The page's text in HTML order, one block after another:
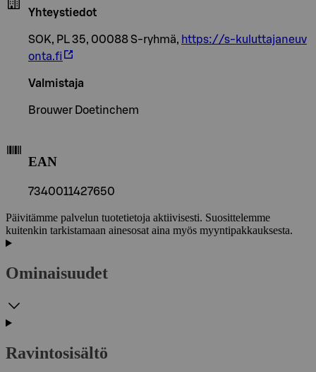
Yhteystiedot
SOK, PL 35, 00088 S-ryhmä, https://s-kuluttajaneuv
onta.fi
Valmistaja
Brouwer Doetinchem
EAN
7340011427650
Päivitämme palvelun tuotetietoja aktiivisesti. Suosittelemme
kuitenkin tarkistamaan ainesosat aina myös myyntipakkauksesta.
Ominaisuudet
Ravintosisältö